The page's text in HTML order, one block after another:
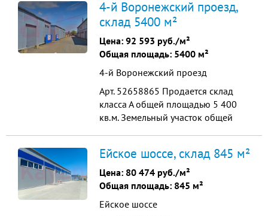
Склады площадью 2800 кв.м. и 700
кв. м. Отдельно стоящее офисное
здание здание 1900 кв. м с
хорошим ремонтом. Выделенная
4-й Воронежский проезд,
склад 5400 м²
Цена: 92 593 руб./м²
Общая площадь: 5400 м²
4-й Воронежский проезд
Арт. 52658865 Продается склад
класса А общей площадью 5 400
кв.м. Земельный участок общей
Склады площадью 2800 кв.м. и 700
кв. м. Отдельно стоящее офисное
здание здание 1900 кв. м с
электрическая мощность 150квт ...
Ейское шоссе, склад 845 м²
Цена: 80 474 руб./м²
Общая площадь: 845 м²
Ейское шоссе